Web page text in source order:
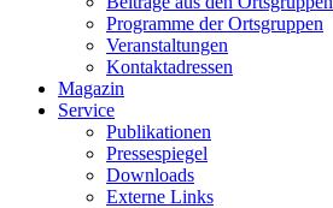
Programme der Ortsgruppen
Veranstaltungen
Kontaktadressen
Magazin
Service
Publikationen
Pressespiegel
Downloads
Externe Links